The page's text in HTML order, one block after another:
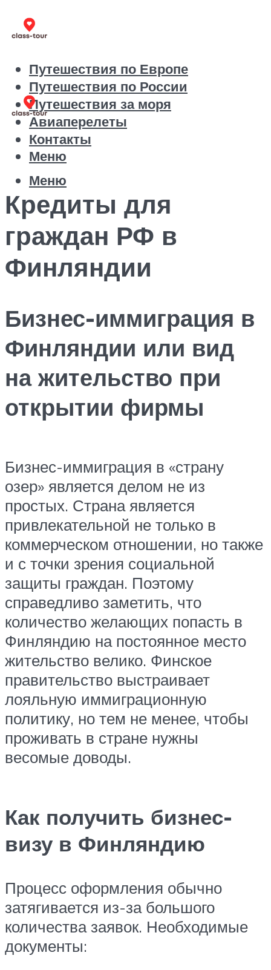
Путешествия по Европе
Путешествия по России
Путешествия за моря
Авиаперелеты
Контакты
Меню
Меню
Кредиты для
граждан РФ в
Финляндии
Бизнес-иммиграция в
Финляндии или вид
на жительство при
открытии фирмы
Бизнес-иммиграция в «страну
озер» является делом не из
простых. Страна является
привлекательной не только в
коммерческом отношении, но также
и с точки зрения социальной
защиты граждан. Поэтому
справедливо заметить, что
количество желающих попасть в
Финляндию на постоянное место
жительство велико. Финское
правительство выстраивает
лояльную иммиграционную
политику, но тем не менее, чтобы
проживать в стране нужны
весомые доводы.
Как получить бизнес-
визу в Финляндию
Процесс оформления обычно
затягивается из-за большого
количества заявок. Необходимые
документы: